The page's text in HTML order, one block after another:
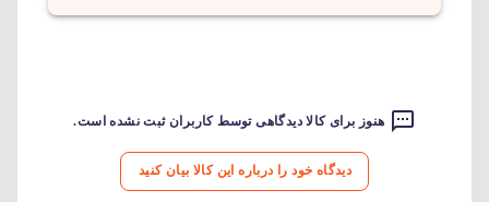
هنوز برای کالا دیدگاهی توسط کاربران ثبت نشده است.
دیدگاه خود را درباره این کالا بیان کنید